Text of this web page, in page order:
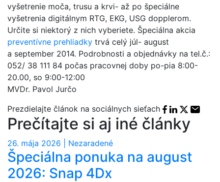
vyšetrenie moča, trusu a krvi- až po špeciálne
vyšetrenia digitálnym RTG, EKG, USG dopplerom.
Určite si niektorý z nich vyberiete. Špeciálna akcia
preventívne prehliadky trvá celý júl- august
a september 2014. Podrobnosti a objednávky na tel.č.:
052/ 38 111 84 počas pracovnej doby po-pia 8:00-
20.00, so 9:00-12:00
MVDr. Pavol Jurčo
Prezdielajte článok na sociálnych sieťach
Facebook
Linkedin
X share
E-
Prečítajte si aj iné články
26. mája 2026 | Nezaradené
Špeciálna ponuka na august
2026: Snap 4Dx